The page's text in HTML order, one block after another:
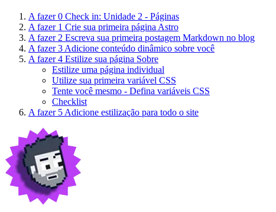
A fazer 0 Check in: Unidade 2 - Páginas
A fazer 1 Crie sua primeira página Astro
A fazer 2 Escreva sua primeira postagem Markdown no blog
A fazer 3 Adicione conteúdo dinâmico sobre você
A fazer 4 Estilize sua página Sobre
Estilize uma página individual
Utilize sua primeira variável CSS
Tente você mesmo - Defina variáveis CSS
Checklist
A fazer 5 Adicione estilização para todo o site